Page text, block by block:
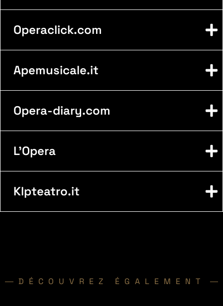
Operaclick.com
Apemusicale.it
Opera-diary.com
L'Opera
Klpteatro.it
DÉCOUVREZ ÉGALEMENT